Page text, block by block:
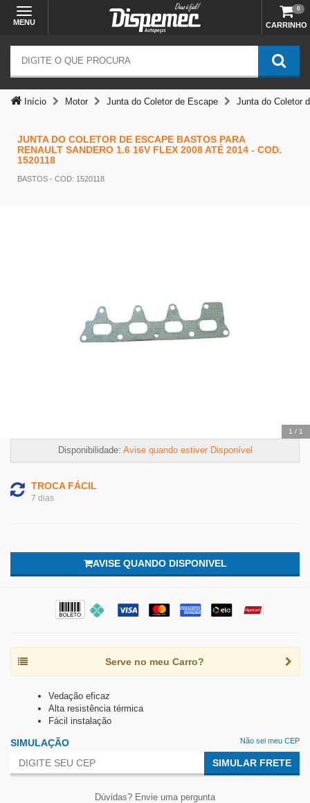
MENU CARRINHO
0
Início Motor Junta do Coletor de Escape Junta do Coletor
JUNTA DO COLETOR DE ESCAPE BASTOS PARA
RENAULT SANDERO 1.6 16V FLEX 2008 ATÉ 2014 - COD.
1520118
BASTOS - COD: 1520118
1 / 1
Disponibilidade: Avise quando estiver Disponível
TROCA FÁCIL
7 dias
AVISE QUANDO DISPONIVEL
Temos outras opções mais
adequadas
Serve no meu Carro?
Vedação eficaz
Alta resistência térmica
Fácil instalação
SIMULAÇÃO Não sei meu CEP
SIMULAR FRETE
Dúvidas? Envie uma pergunta